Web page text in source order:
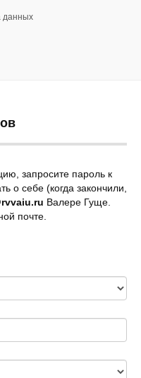
данных
запросите пароль к
о себе (когда закончили,
Валере Гуще.
почте.